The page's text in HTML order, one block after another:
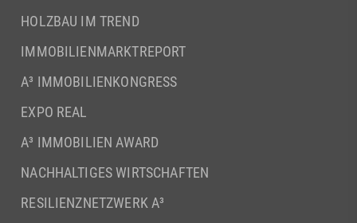
HOLZBAU IM TREND
IMMOBILIENMARKTREPORT
A³ IMMOBILIENKONGRESS
EXPO REAL
A³ IMMOBILIEN AWARD
NACHHALTIGES WIRTSCHAFTEN
RESILIENZNETZWERK A³